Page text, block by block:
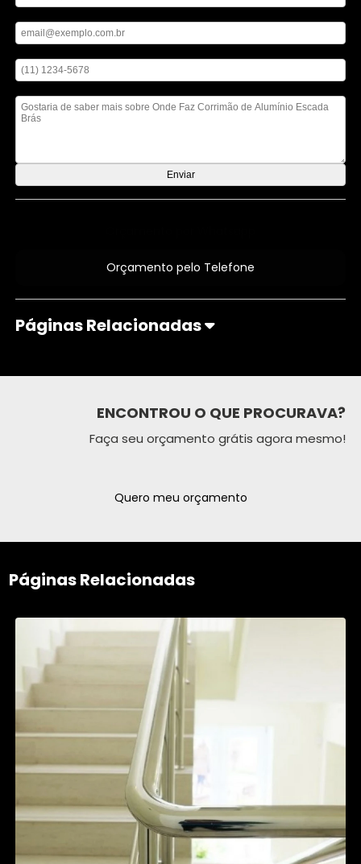
Orçamento pelo Telefone
Páginas Relacionadas
ENCONTROU O QUE PROCURAVA?
Faça seu orçamento grátis agora mesmo!
Quero meu orçamento
Páginas Relacionadas